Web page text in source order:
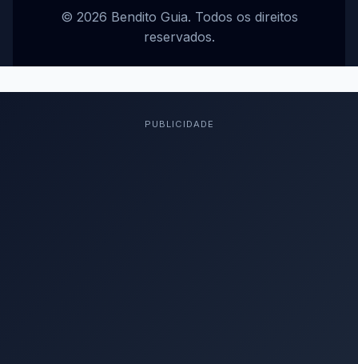
© 2026 Bendito Guia. Todos os direitos
reservados.